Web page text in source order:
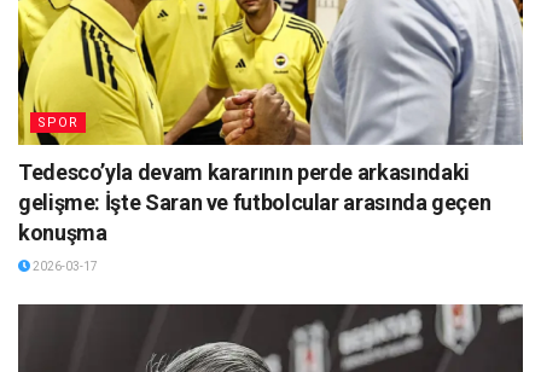
SPOR
Tedesco’yla devam kararının perde arkasındaki
gelişme: İşte Saran ve futbolcular arasında geçen
konuşma
2026-03-17